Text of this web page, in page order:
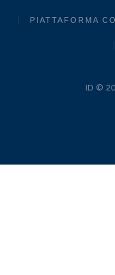
PIATTAFORMA
ID ©